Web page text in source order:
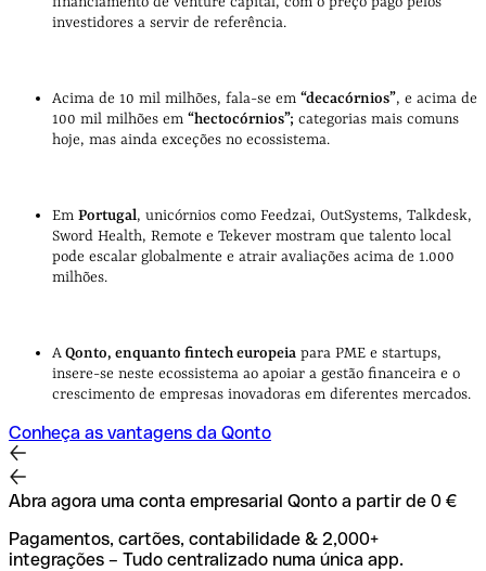
investidores a servir de referência.
Acima de 10 mil milhões, fala-se em “decacórnios”, e acima de
100 mil milhões em “hectocórnios”; categorias mais comuns
hoje, mas ainda exceções no ecossistema.
Em Portugal, unicórnios como Feedzai, OutSystems, Talkdesk,
Sword Health, Remote e Tekever mostram que talento local
pode escalar globalmente e atrair avaliações acima de 1.000
milhões.
AQonto, enquanto fintech europeia para PME e startups,
insere-se neste ecossistema ao apoiar a gestão financeira e o
crescimento de empresas inovadoras em diferentes mercados.
Conheça as vantagens da Qonto
Abra agora uma conta empresarial Qonto a partir de 0 €
Pagamentos, cartões, contabilidade & 2,000+
integrações – Tudo centralizado numa única app.